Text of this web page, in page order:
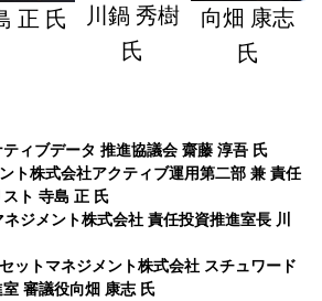
正 氏
川鍋 秀樹
氏
向畑 康志
氏
ィブデータ 推進協議会 齋藤 淳吾 氏
ト株式会社アクティブ運用第二部 兼 責任
ト 寺島 正 氏
ジメント株式会社 責任投資推進室長 川
ットマネジメント株式会社 スチュワード
審議役向畑 康志 氏